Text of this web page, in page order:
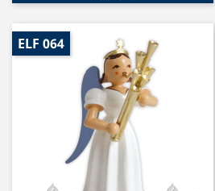
ELF 064